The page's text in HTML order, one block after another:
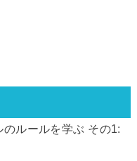
ルールを学ぶ その1: